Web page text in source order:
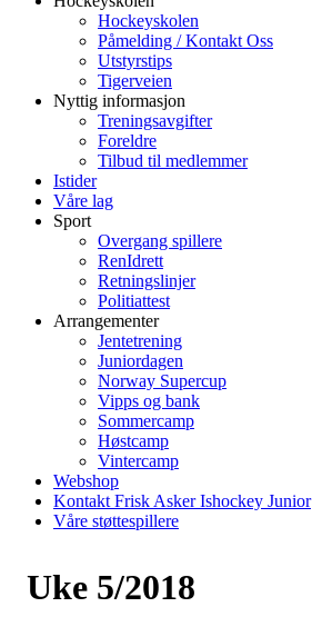
Hockeyskolen
Påmelding / Kontakt Oss
Utstyrstips
Tigerveien
Nyttig informasjon
Treningsavgifter
Foreldre
Tilbud til medlemmer
Istider
Våre lag
Sport
Overgang spillere
RenIdrett
Retningslinjer
Politiattest
Arrangementer
Jentetrening
Juniordagen
Norway Supercup
Vipps og bank
Sommercamp
Høstcamp
Vintercamp
Webshop
Kontakt Frisk Asker Ishockey Junior
Våre støttespillere
Uke 5/2018